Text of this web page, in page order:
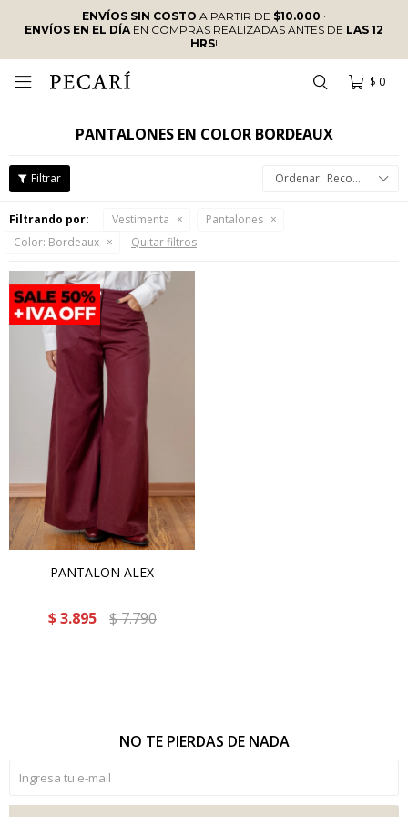
ENVÍOS SIN COSTO A PARTIR DE $10.000 ·
ENVÍOS EN EL DÍAEN COMPRAS REALIZADAS ANTES DE LAS 12
HRS!
$ 0

PANTALONES EN COLOR BORDEAUX
Recomendados
Filtrando por: Vestimenta
Pantalones
Color: Bordeaux Quitar filtros
PANTALON ALEX
$ 3.895 $7.790
NO TE PIERDAS DE NADA